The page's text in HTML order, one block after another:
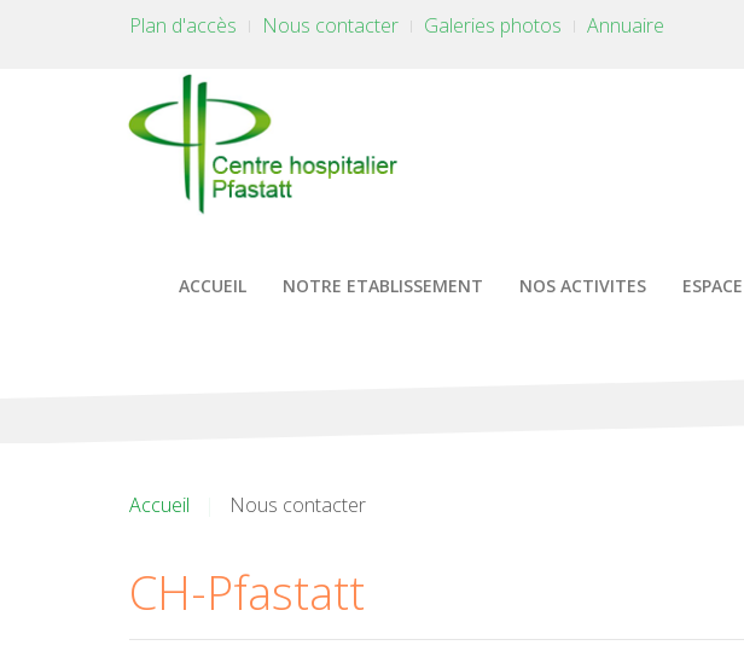
Plan d'accès Nous contacter Galeries photos Annuaire
ACCUEIL NOTRE ETABLISSEMENT NOS ACTIVITES
Accueil Nous contacter
CH-Pfastatt